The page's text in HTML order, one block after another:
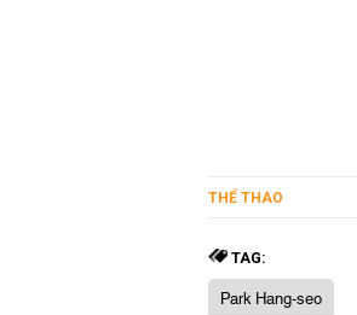
THỂ THAO
TAG:
Park Hang-seo